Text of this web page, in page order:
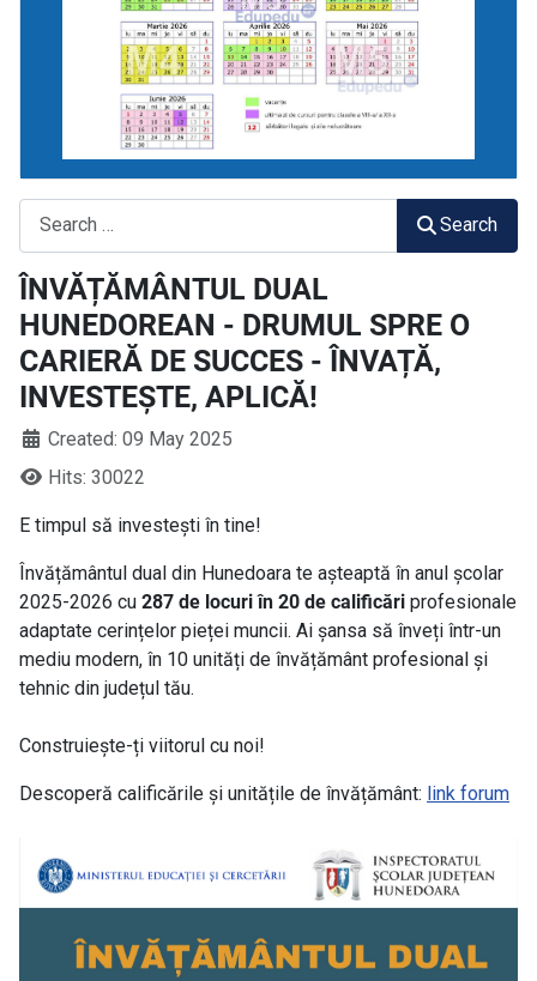
Search
ÎNVĂȚĂMÂNTUL DUAL
HUNEDOREAN - DRUMUL SPRE O
CARIERĂ DE SUCCES - ÎNVAȚĂ,
INVESTEȘTE, APLICĂ!
Created: 09 May 2025
Hits: 30022
E timpul să investești în tine!
Învățământul dual din Hunedoara te așteaptă în anul școlar
2025-2026 cu 287 de locuri în 20 de calificări profesionale
adaptate cerințelor pieței muncii. Ai șansa să înveți într-un
mediu modern, în 10 unități de învățământ profesional și
tehnic din județul tău.
Construiește-ți viitorul cu noi!
Descoperă calificările și unitățile de învățământ: link forum